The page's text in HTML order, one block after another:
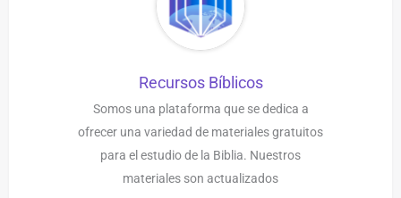
Recursos Bíblicos
Somos una plataforma que se dedica a
ofrecer una variedad de materiales gratuitos
para el estudio de la Biblia. Nuestros
materiales son actualizados